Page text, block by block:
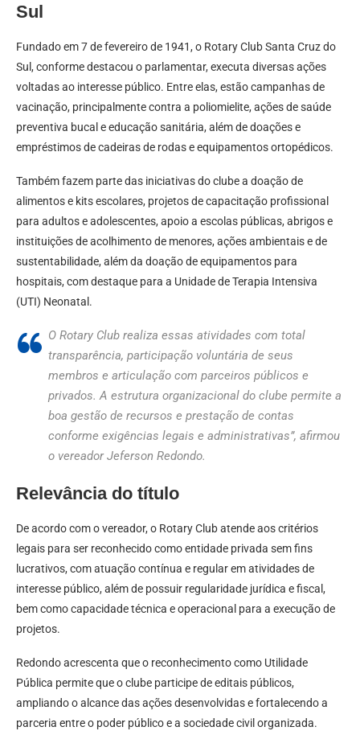
Sul
Fundado em 7 de fevereiro de 1941, o Rotary Club Santa Cruz do
Sul, conforme destacou o parlamentar, executa diversas ações
voltadas ao interesse público. Entre elas, estão campanhas de
vacinação, principalmente contra a poliomielite, ações de saúde
preventiva bucal e educação sanitária, além de doações e
empréstimos de cadeiras de rodas e equipamentos ortopédicos.
Também fazem parte das iniciativas do clube a doação de
alimentos e kits escolares, projetos de capacitação profissional
para adultos e adolescentes, apoio a escolas públicas, abrigos e
instituições de acolhimento de menores, ações ambientais e de
sustentabilidade, além da doação de equipamentos para
hospitais, com destaque para a Unidade de Terapia Intensiva
(UTI) Neonatal.
O Rotary Club realiza essas atividades com total
transparência, participação voluntária de seus
membros e articulação com parceiros públicos e
privados. A estrutura organizacional do clube permite a
boa gestão de recursos e prestação de contas
conforme exigências legais e administrativas”, afirmou
o vereador Jeferson Redondo.
Relevância do título
De acordo com o vereador, o Rotary Club atende aos critérios
legais para ser reconhecido como entidade privada sem fins
lucrativos, com atuação contínua e regular em atividades de
interesse público, além de possuir regularidade jurídica e fiscal,
bem como capacidade técnica e operacional para a execução de
projetos.
Redondo acrescenta que o reconhecimento como Utilidade
Pública permite que o clube participe de editais públicos,
ampliando o alcance das ações desenvolvidas e fortalecendo a
parceria entre o poder público e a sociedade civil organizada.